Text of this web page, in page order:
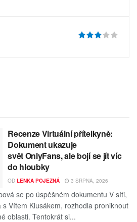
Recenze Virtuální přítelkyně:
Dokument ukazuje
svět OnlyFans, ale bojí se jít víc
do hloubky
OD LENKA POJEZNÁ 3 SRPNA, 2026
se po úspěšném dokumentu V síti,
Vítem Klusákem, rozhodla proniknout
oblasti. Tentokrát si...